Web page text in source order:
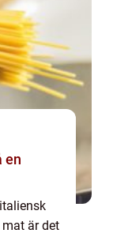
en
är det